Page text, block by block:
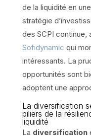
de la liquidité en
stratégie
des SCPI
Sofidynamic qui
intéressants. La
opportunités sont
adoptent une
La diversification
piliers de la
liquidité
La diversification